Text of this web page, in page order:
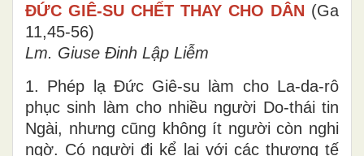
ĐỨC GIÊ-SU CHẾT THAY CHO DÂN (Ga
11,45-56)
Lm. Giuse Đinh Lập Liễm
1. Phép lạ Đức Giê-su làm cho La-da-rô
phục sinh làm cho nhiều người Do-thái tin
Ngài, nhưng cũng không ít người còn nghi
ngờ. Có người đi kể lại với các thượng tế